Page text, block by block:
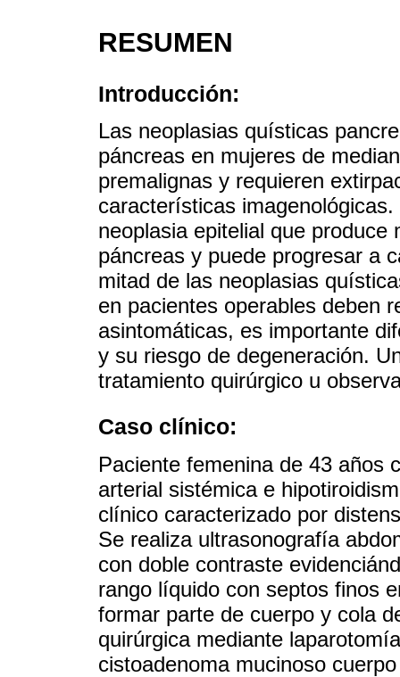
RESUMEN
Introducción:
Las neoplasias quísticas
páncreas en mujeres de
premalignas y requieren
características
neoplasia epitelial que
páncreas y puede progresar a
mitad de las neoplasias
en pacientes operables deben
asintomáticas, es importante
y su riesgo de degeneración.
tratamiento quirúrgico u
Caso clínico:
Paciente femenina de 43 años
arterial sistémica e
clínico caracterizado por
Se realiza ultrasonografía
con doble contraste
rango líquido con septos finos
formar parte de cuerpo y cola
quirúrgica mediante
cistoadenoma mucinoso